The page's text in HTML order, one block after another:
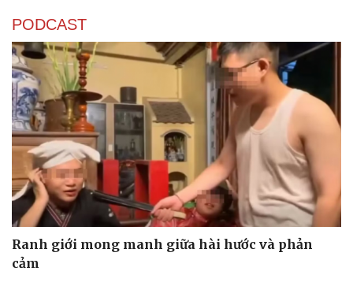
PODCAST
Ranh giới mong manh giữa hài hước và phản
cảm